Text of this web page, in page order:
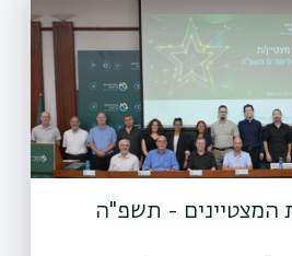
המצטיינים - תשפ"ה